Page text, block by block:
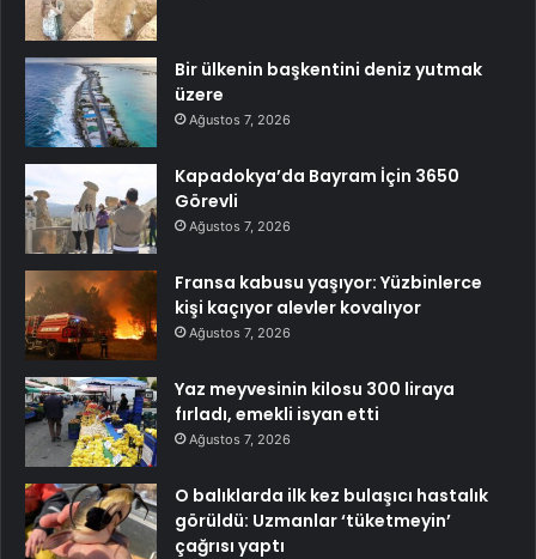
Bir ülkenin başkentini deniz yutmak
üzere
Ağustos 7, 2026
Kapadokya’da Bayram İçin 3650
Görevli
Ağustos 7, 2026
Fransa kabusu yaşıyor: Yüzbinlerce
kişi kaçıyor alevler kovalıyor
Ağustos 7, 2026
Yaz meyvesinin kilosu 300 liraya
fırladı, emekli isyan etti
Ağustos 7, 2026
O balıklarda ilk kez bulaşıcı hastalık
görüldü: Uzmanlar ‘tüketmeyin’
çağrısı yaptı